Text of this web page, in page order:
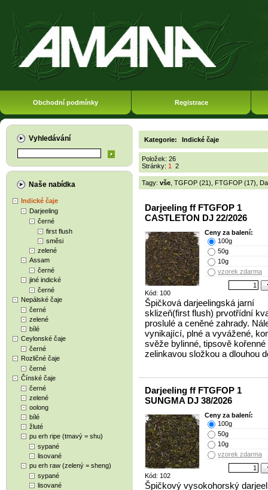
Obchodní podmínky Registrace
Vyhledávání
Naše nabídka
Indické čaje
Darjeeling
černé
first flush
směsi
zelené
Assam
černé
jiné indické
černé
Nepálské čaje
černé
zelené
bílé
Ceylonské čaje
černé
Rozličné čaje
černé
Čínské čaje
černé
zelené
oolong
bílé
žluté
pu erh ripe (tmavý = shu)
sypané
lisované
pu erh raw (zelený = sheng)
sypané
lisované
Kategorie: Indické čaje
Položek: 26
Stránky: 1 2
Tagy: vše TGFOP (21) FTGFOP (17)
Darjeeling ff FTGFOP 1
CASTLETON DJ 22/2026
Kód: 100
Ceny za balení:
100g
50g
10g
vzorek zdarma
Špičková darjeelingská jarní
sklizeň(first flush) prvotřídní
proslulé a ceněné zahrady.
vynikající, plné a vyvážené,
svěže bylinné, tipsově kořenné
zelinkavou složkou a dlouhou
Darjeeling ff FTGFOP 1
SUNGMA DJ 38/2026
Kód: 102
Ceny za balení:
100g
50g
10g
vzorek zdarma
Špičkový vysokohorský